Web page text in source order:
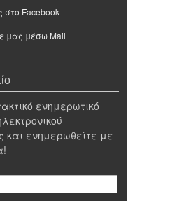
στο Facebook
μας μέσω Mail
ενημερωτικό
και ενημερωθείτε με